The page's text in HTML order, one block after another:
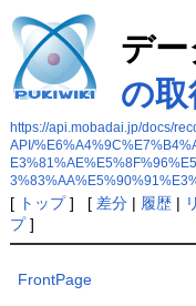
デ
の
https://api.mobadai.jp/docs/
API/
[ トップ] [ 差分| 履歴|
プ]
FrontPage